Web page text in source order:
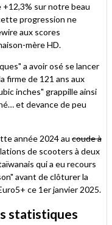
sur notre beau
progression ne
aux scores
mère HD.
a avoir osé se lancer
firme de 121 ans aux
inches" grappille ainsi
et devance de peu
année 2024 au coude à
de scooters à deux
qui a eu recours
avant de clôturer la
ce 1er janvier 2025.
statistiques